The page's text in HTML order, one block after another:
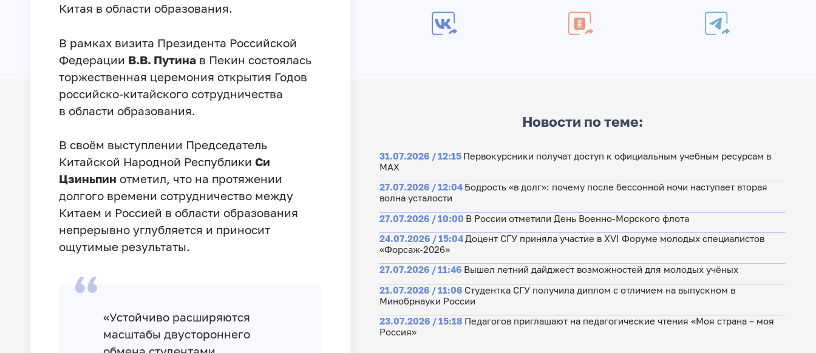
Китая в области образования.
В рамках визита Президента Российской
Федерации В.В. Путинав Пекин состоялась
торжественная церемония открытия Годов
российско-китайского сотрудничества
в области образования.
В своём выступлении Председатель
Китайской Народной Республики Си
Цзиньпин отметил, что на протяжении
долгого времени сотрудничество между
Китаем и Россией в области образования
непрерывно углубляется и приносит
ощутимые результаты.
«Устойчиво расширяются
масштабы двустороннего
Новости по теме:
31.07.2026 / 12:15 Первокурсники получат доступ к официальным учебным ресурсам в
МАХ
27.07.2026 / 12:04 Бодрость «в долг»: почему после бессонной ночи наступает вторая
волна усталости
27.07.2026 / 10:00 В России отметили День Военно-Морского флота
24.07.2026 / 15:04Доцент СГУ приняла участие в XVI Форуме молодых специалистов
«Форсаж-2026»
27.07.2026 / 11:46 Вышел летний дайджест возможностей для молодых учёных
21.07.2026 / 11:06 Студентка СГУ получила диплом с отличием на выпускном в
Минобрнауки России
23.07.2026 / 15:18 Педагогов приглашают на педагогические чтения «Моя страна – моя
Россия»